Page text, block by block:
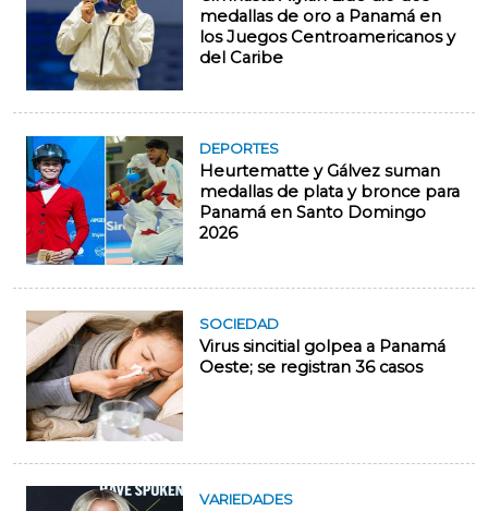
medallas de oro a Panamá en
los Juegos Centroamericanos y
del Caribe
DEPORTES
Heurtematte y Gálvez suman
medallas de plata y bronce para
Panamá en Santo Domingo
2026
SOCIEDAD
Virus sincitial golpea a Panamá
Oeste; se registran 36 casos
VARIEDADES